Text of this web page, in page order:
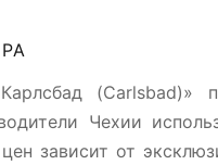
(Carlsbad)»
Чехии
зависит от